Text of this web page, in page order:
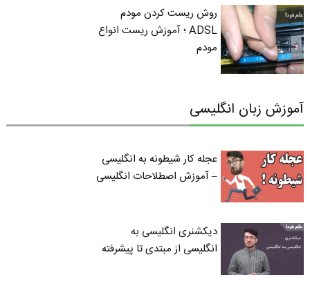
روش ریست کردن مودم
ADSL ؛ آموزش ریست انواع
مودم
آموزش زبان انگلیسی
عجله کار شیطونه به انگلیسی
– آموزش اصطلاحات انگلیسی
دیکشنری انگلیسی به
انگلیسی از مبتدی تا پیشرفته